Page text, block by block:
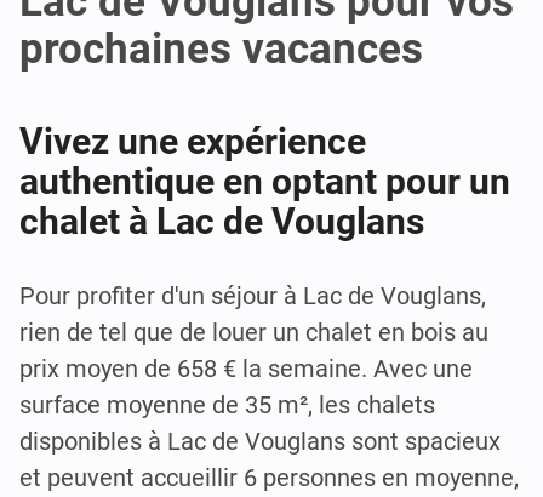
prochaines vacances
Vivez une expérience
authentique en optant pour un
chalet à Lac de Vouglans
Pour profiter d'un séjour à Lac de Vouglans,
rien de tel que de louer un chalet en bois au
prix moyen de 658 € la semaine. Avec une
surface moyenne de 35 m², les chalets
disponibles à Lac de Vouglans sont spacieux
et peuvent accueillir 6 personnes en moyenne,